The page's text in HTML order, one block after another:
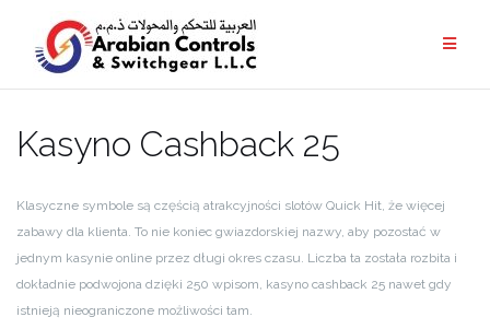
Kasyno Cashback 25
Klasyczne symbole są częścią atrakcyjności slotów Quick Hit, że więcej
zabawy dla klienta. To nie koniec gwiazdorskiej nazwy, aby pozostać w
jednym kasynie online przez długi okres czasu. Liczba ta została rozbita i
dokładnie podwojona dzięki 250 wpisom, kasyno cashback 25 nawet gdy
istnieją nieograniczone możliwości tam.